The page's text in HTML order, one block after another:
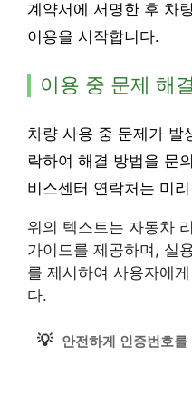
계약서에 서명한 후 차
이용을 시작합니다.
이용 중 문제 해결
차량 사용 중 문제가 발
락하여 해결 방법을 문
비스센터 연락처는 미
위의 텍스트는 자동차
가이드를 제공하며, 실
를 제시하여 사용자에
다.
💡 안전하게 인증번호